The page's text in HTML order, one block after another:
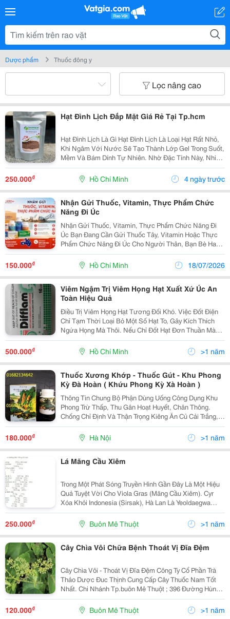
Dược phẩm Thuốc đông y
Lọc nâng cao
Hạt Đình Lịch Đắp Mặt Giá Rẻ Tại Tp.hcm
Hạt Đình Lịch Là Gì Hạt Đình Lịch Là Loại Hạt Rất Nhỏ,
Khi Ngâm Với Nước Sẽ Tạo Thành Lớp Gel Trong Suốt,
Mềm Và Bám Dính Tự Nhiên. Nhờ Đặc Tính Này, Nhiều
Người Sử Dụng Hạt Để Làm Mặt Nạ Đắp Mặt Tại Nhà,
Giúp Làm Sạch Bề Mặt Da Và Mang Lại Cảm...
250.000₫ Hồ Chí Minh 4 ngày trước
Nhận Gửi Thuốc, Vitamin, Thực Phẩm Chức
Năng Đi Úc
Nhận Gửi Thuốc, Vitamin, Thực Phẩm Chức Năng Đi
Úc Bạn Đang Cần Gửi Thuốc Tây, Vitamin Hoặc Thực
Phẩm Chức Năng Đi Úc Cho Người Thân, Bạn Bè Hay
Du Học Sinh? Chúng Tôi Cung Cấp Dịch Vụ Vận Chuyển
Uy Tín &Ndash; Nhanh Chóng &Ndash; An Toàn, Hỗ
150.000₫ Hồ Chí Minh 18/07/2026
Viêm Ngậm Trị Viêm Họng Hạt Xuất Xứ Úc An
Toàn Hiệu Quả
Điều Trị Viêm Họng Hạt Tương Đối Khó. Việc Đốt Điện
Chỉ Tạm Thời Loại Bỏ Một Số Hạt To, Gây Kích Thích
Ngứa Họng Mà Thôi. Nếu Chỉ Đốt Hạt Đơn Thuần Mà
Không Điều Trị Viêm Nhiễm Xung Quanh Thì Bệnh Sẽ
Tái Phát Như Cũ. Họng Là Ngã Tư Đường Ăn Và
Đường
500.000₫ Hồ Chí Minh >1 năm
Thuốc Xương Khớp - Thuốc Gút - Khu Phong
Kỳ Đà Hoàn ( Khứu Phong Kỳ Xà Hoàn )
Thông Tin Chung Bộ Phận Dùng Uống Công Dụng Khu
Phong Trừ Thấp, Thu Gân Hoạt Huyết, Chân Thông.
Chống Chỉ Định Và Thận Trọng Kiêng Ăn Củ Cải Trắng,
Đậu Xanh, Rau Má. Thông Tin Chi Tiết
180.000₫ Hà Nội >1 năm
Lá Mãng Cầu Xiêm
Trong Một Phát Sóng Truyền Hình Gần Đây Là Một Hiệu
Quả Tuyệt Vời Cho Viola Gras (Mãng Cầu Xiêm). Cyr
Xóa Khỏi Indonesia (Sirsak), Hà Lan Là Yeoldaegwa
Được Gọi Là Cây Nhỏ Jyureu (Zuurzak). Viola Gras
(Mãng Cầu Xiêm) Nguồn Gốc Latin Củ
250.000₫ Buôn Mê Thuột >1 năm
Cây Chìa Vôi Chữa Bệnh Thoát Vị Đĩa Đệm
Cây Chìa Vôi - Thoát Vị Đĩa Đệm Công Ty Cổ Phần Trà
Thảo Dược Đuc Thịnh Cung Cấp Cây Thuốc Nam Tốt
Nhất. Chi Nhánh Tp.buôn Mê Thuột ; 396 Đường Hùng
Vương, Phường Tân An, Tp.buôn Mê Thuột , Sdt :
0988.953.325 (Anh An) Công Dụng Và Liều Dù
120.000₫ Buôn Mê Thuột >1 năm